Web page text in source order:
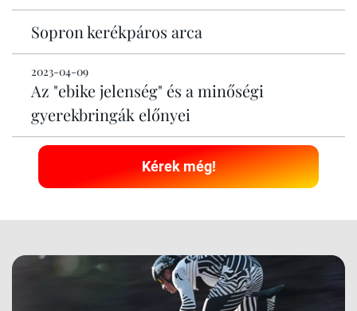
Sopron kerékpáros arca
2023-04-09
Az "ebike jelenség" és a minőségi
gyerekbringák előnyei
Kérek még!